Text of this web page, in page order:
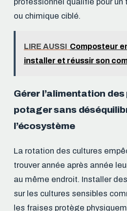
ou chimique ciblé.
LIRE AUSSI Composteur
installer et réussir son
Gérer l’alimentation
potager sans
l’écosystème
La rotation des cultures
trouver année après année
au même endroit. Installer
sur les cultures sensibles
les fraises protège